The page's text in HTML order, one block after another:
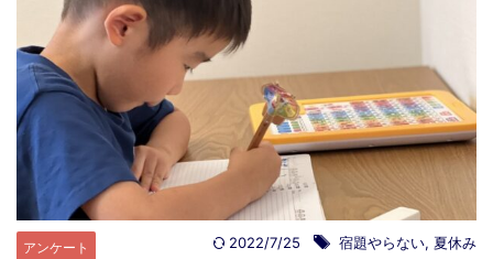
アンケート 2022/7/25 宿題やらない, 夏休み